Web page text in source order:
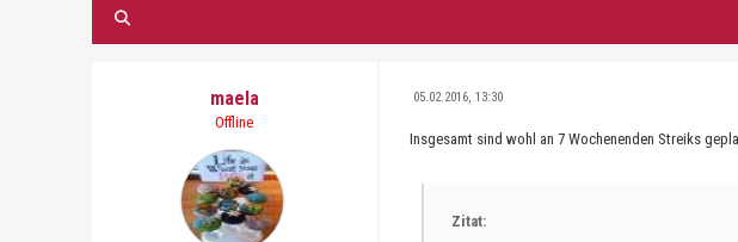
maela
Offline
05.02.2016, 13:30
Insgesamt sind wohl an 7 Wochenenden Streiks
Zitat: